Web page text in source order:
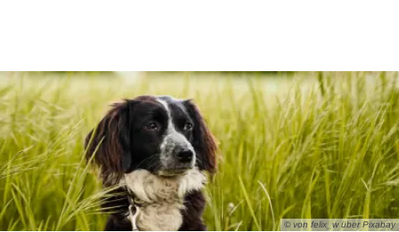
© von felix_w über Pixabay